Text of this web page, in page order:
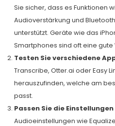
Sie sicher, dass es Funktionen
Audioverstärkung und
unterstützt. Geräte wie das
Smartphones sind oft eine gute
Testen Sie verschiedene
Transcribe, Otter.ai oder Easy
herauszufinden, welche am
passt.
Passen Sie die
Audioeinstellungen wie